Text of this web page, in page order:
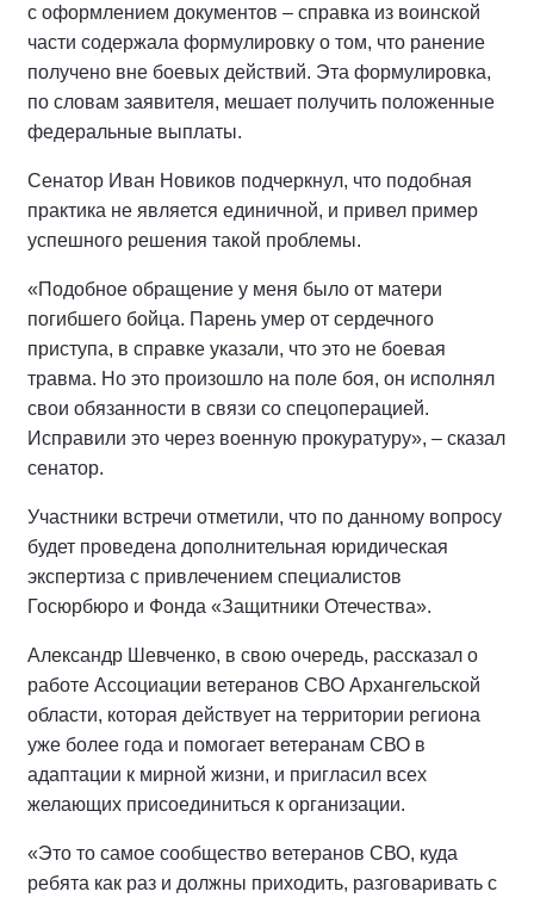
с оформлением документов – справка из воинской
части содержала формулировку о том, что ранение
получено вне боевых действий. Эта формулировка,
по словам заявителя, мешает получить положенные
федеральные выплаты.
Сенатор Иван Новиков подчеркнул, что подобная
практика не является единичной, и привел пример
успешного решения такой проблемы.
«Подобное обращение у меня было от матери
погибшего бойца. Парень умер от сердечного
приступа, в справке указали, что это не боевая
травма. Но это произошло на поле боя, он исполнял
свои обязанности в связи со спецоперацией.
Исправили это через военную прокуратуру», – сказал
сенатор.
Участники встречи отметили, что по данному вопросу
будет проведена дополнительная юридическая
экспертиза с привлечением специалистов
Госюрбюро и Фонда «Защитники Отечества».
Александр Шевченко, в свою очередь, рассказал о
работе Ассоциации ветеранов СВО Архангельской
области, которая действует на территории региона
уже более года и помогает ветеранам СВО в
адаптации к мирной жизни, и пригласил всех
желающих присоединиться к организации.
«Это то самое сообщество ветеранов СВО, куда
ребята как раз и должны приходить, разговаривать с